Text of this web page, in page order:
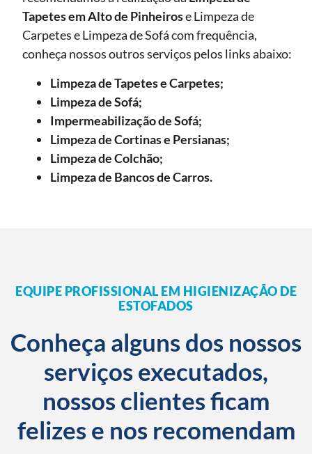
Tapetesem Alto de Pinheirose Limpeza de
Carpetes e Limpeza de Sofá com frequência,
conheça nossos outros serviços pelos links abaixo:
Limpeza de Tapetes e Carpetes;
Limpeza de Sofá;
Impermeabilização de Sofá;
Limpeza de Cortinas e Persianas;
Limpeza de Colchão;
Limpeza de Bancos de Carros.
EQUIPE PROFISSIONAL EM HIGIENIZAÇÃO DE
ESTOFADOS
Conheça alguns dos nossos
serviços executados,
nossos clientes ficam
felizes e nos recomendam